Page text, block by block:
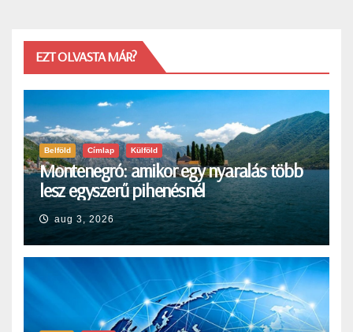
EZT OLVASTA MÁR?
Belföld Címlap Külföld
Montenegró: amikor egy nyaralás több
lesz egyszerű pihenésnél
aug 3, 2026